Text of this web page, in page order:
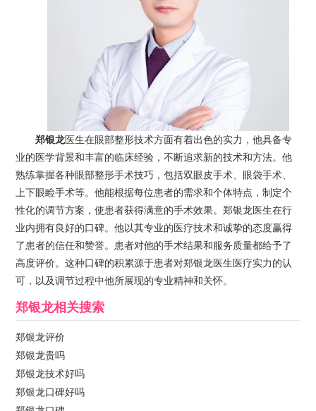
郑银龙医生在眼部整形技术方面有着出色的实力，他具备专
业的医学背景和丰富的临床经验，不断追求新的技术和方法。他
熟练掌握各种眼部整形手术技巧，包括双眼皮手术、眼袋手术、
上下眼睑手术等。他能根据每位患者的需求和个体特点，制定个
性化的调节方案，使患者获得满意的手术效果。郑银龙医生在行
业内拥有良好的口碑。他以其专业的医疗技术和诚挚的态度赢得
了患者的信任和赞誉。患者对他的手术结果和服务质量都给予了
高度评价。这种口碑的积累源于患者对郑银龙医生医疗实力的认
可，以及调节过程中他所展现的专业精神和关怀。
郑银龙相关搜索
郑银龙评价
郑银龙贵吗
郑银龙技术好吗
郑银龙口碑好吗